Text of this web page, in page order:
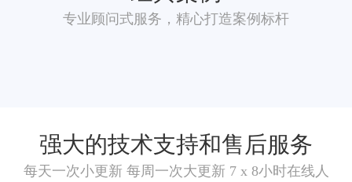
专业顾问式服务，精心打造案例标杆
强大的技术支持和售后服务
每天一次小更新 每周一次大更新 7 x 8小时在线人